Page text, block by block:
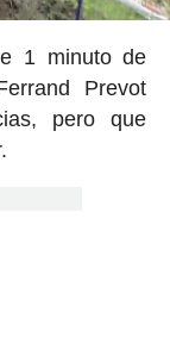
1 minuto de
Prevot
pero que